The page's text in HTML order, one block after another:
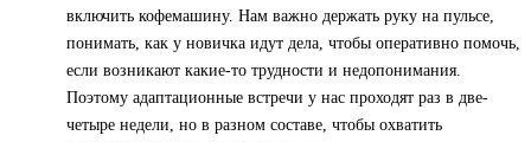
включить кофемашину. Нам важно держать руку на пульсе,
понимать, как у новичка идут дела, чтобы оперативно помочь,
если возникают какие-то трудности и недопонимания.
Поэтому адаптационные встречи у нас проходят раз в две-
четыре недели, но в разном составе, чтобы охватить